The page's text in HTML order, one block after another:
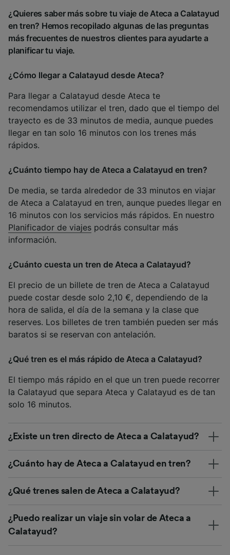
¿Quieres saber más sobre tu viaje de Ateca a Calatayud
en tren? Hemos recopilado algunas de las preguntas
más frecuentes de nuestros clientes para ayudarte a
planificar tu viaje.
¿Cómo llegar a Calatayud desde Ateca?
Para llegar a Calatayud desde Ateca te
recomendamos utilizar el tren, dado que el tiempo del
trayecto es de 33 minutos de media, aunque puedes
llegar en tan solo 16 minutos con los trenes más
rápidos.
¿Cuánto tiempo hay de Ateca a Calatayud en tren?
De media, se tarda alrededor de 33 minutos en viajar
de Ateca a Calatayud en tren, aunque puedes llegar en
16 minutos con los servicios más rápidos. En nuestro
Planificador de viajes podrás consultar más
información.
¿Cuánto cuesta un tren de Ateca a Calatayud?
El precio de un billete de tren de Ateca a Calatayud
puede costar desde solo 2,10 €, dependiendo de la
hora de salida, el día de la semana y la clase que
reserves. Los billetes de tren también pueden ser más
baratos si se reservan con antelación.
¿Qué tren es el más rápido de Ateca a Calatayud?
El tiempo más rápido en el que un tren puede recorrer
la Calatayud que separa Ateca y Calatayud es de tan
solo 16 minutos.
¿Existe un tren directo de Ateca a Calatayud?
¿Cuánto hay de Ateca a Calatayud en tren?
¿Qué trenes salen de Ateca a Calatayud?
¿Puedo realizar un viaje sin volar de Ateca a
Calatayud?